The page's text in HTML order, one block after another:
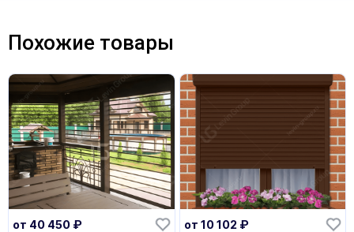
Похожие товары
от 40 450 ₽ от 10 102 ₽